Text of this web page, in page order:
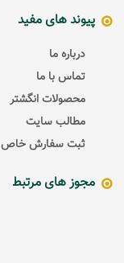
پیوند های مفید
درباره ما
تماس با ما
محصولات انگشتر
مطالب سایت
ثبت سفارش خاص
مجوز های مرتبط